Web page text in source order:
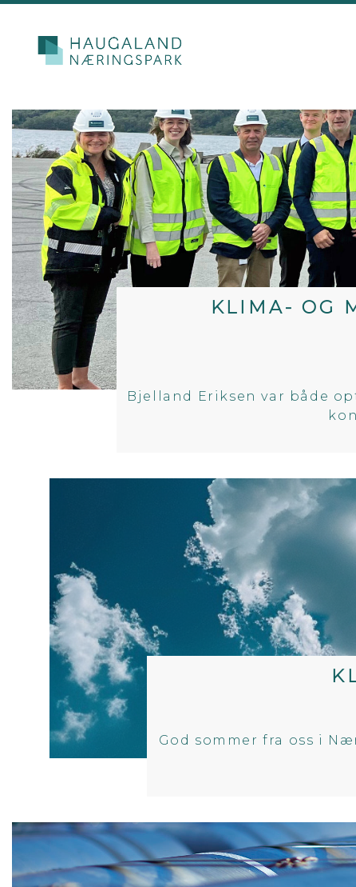
KLIMA- OG
Bjelland Eriksen var både
God sommer fra oss i